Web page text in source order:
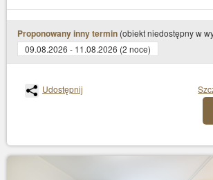
Proponowany inny termin (obiekt niedostępny w
09.08.2026 - 11.08.2026 (2 noce)
Udostępnij